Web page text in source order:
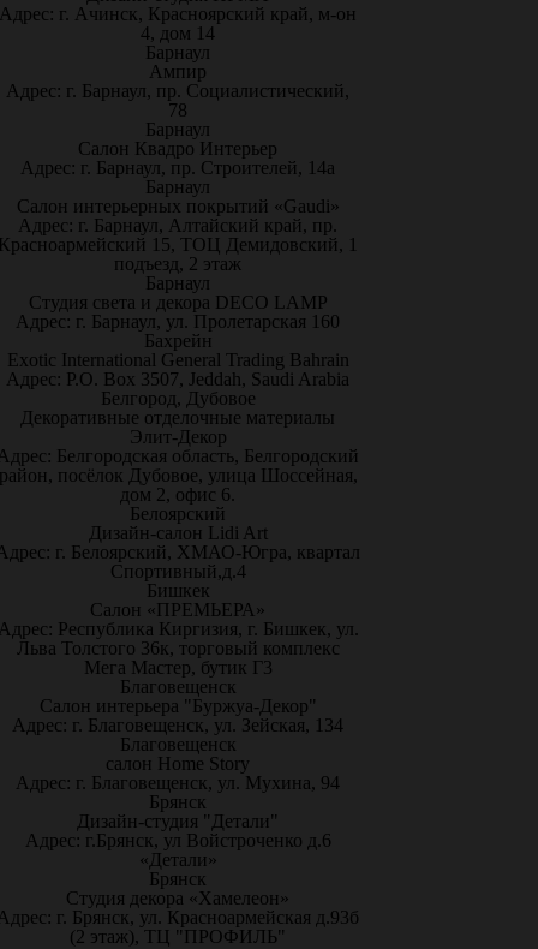
Адрес: г. Ачинск, Красноярский край, м-он
4, дом 14
Барнаул
Ампир
Адрес: г. Барнаул, пр. Социалистический,
78
Барнаул
Салон Квадро Интерьер
Адрес: г. Барнаул, пр. Строителей, 14а
Барнаул
Салон интерьерных покрытий «Gaudi»
Адрес: г. Барнаул, Алтайский край, пр.
15, ТОЦ Демидовский, 1
подъезд, 2 этаж
Барнаул
Студия света и декора DECO LAMP
Адрес: г. Барнаул, ул. Пролетарская 160
Бахрейн
Exotic International General Trading Bahrain
Адрес: P.O. Box 3507, Jeddah, Saudi Arabia
Белгород, Дубовое
Декоративные отделочные материалы
Элит-Декор
Белгородская область, Белгородский
посёлок Дубовое, улица Шоссейная,
дом 2, офис 6.
Белоярский
Дизайн-салон Lidi Art
г. Белоярский, ХМАО-Югра, квартал
Спортивный,д.4
Бишкек
Салон «ПРЕМЬЕРА»
Республика Киргизия, г. Бишкек, ул.
Льва Толстого 36к, торговый комплекс
Мега Мастер, бутик Г3
Благовещенск
Салон интерьера "Буржуа-Декор"
Адрес: г. Благовещенск, ул. Зейская, 134
Благовещенск
салон Home Story
Адрес: г. Благовещенск, ул. Мухина, 94
Брянск
Дизайн-студия "Детали"
Адрес: г.Брянск, ул Войстроченко д.6
«Детали»
Брянск
Студия декора «Хамелеон»
г. Брянск, ул. Красноармейская д.93б
(2 этаж), ТЦ "ПРОФИЛЬ"